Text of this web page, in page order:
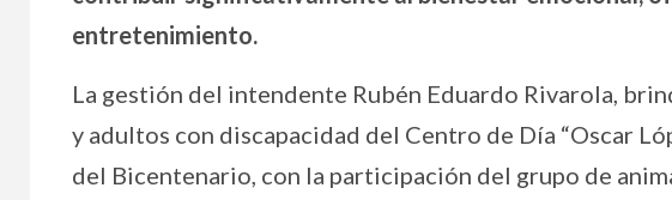
entretenimiento.
La gestión del intendente Rubén Eduardo Rivarola,
y adultos con discapacidad del Centro de Día “Oscar
del Bicentenario, con la participación del grupo de